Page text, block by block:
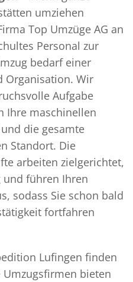
umziehen
Top Umzüge AG an
Personal zur
bedarf einer
Organisation. Wir
Aufgabe
Ihre maschinellen
die gesamte
Standort. Die
arbeiten zielgerichtet,
und führen Ihren
sodass Sie schon bald
fortfahren
Lufingen finden
Umzugsfirmen bieten